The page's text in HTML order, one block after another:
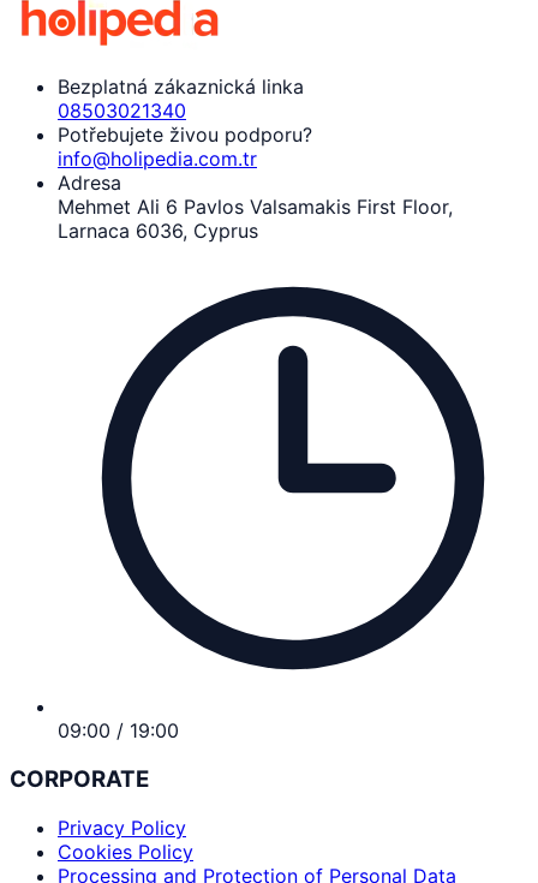
Bezplatná zákaznická linka
08503021340
Potřebujete živou podporu?
info@holipedia.com.tr
Adresa
Mehmet Ali 6 Pavlos Valsamakis First Floor,
Larnaca 6036, Cyprus
09:00 / 19:00
CORPORATE
Privacy Policy
Cookies Policy
Processing and Protection of Personal Data